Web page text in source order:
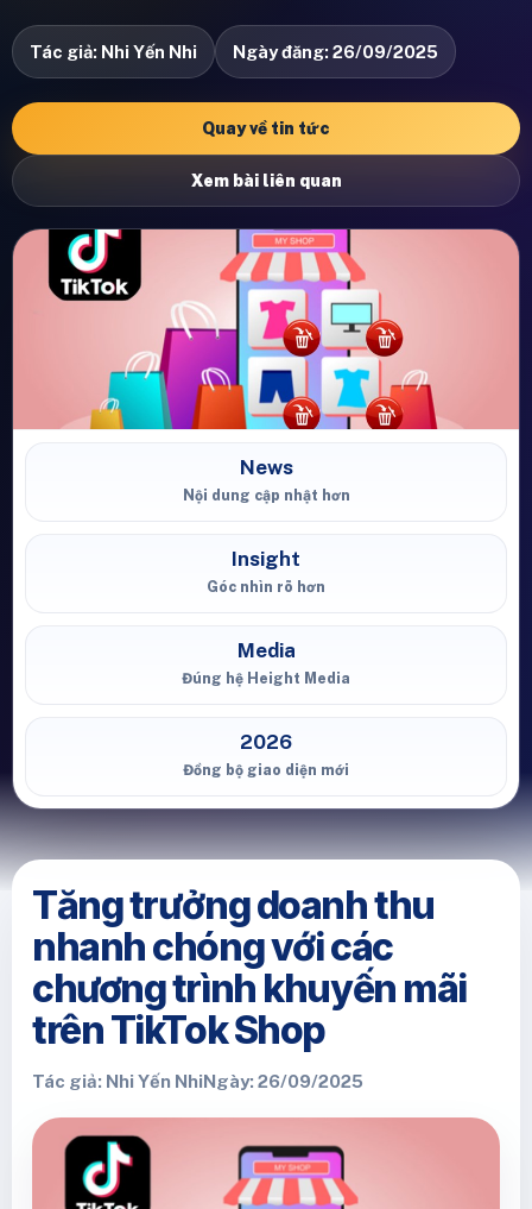
Tác giả: Nhi Yến Nhi Ngày đăng: 26/09/2025
Quay về tin tức
Xem bài liên quan
News
Nội dung cập nhật hơn
Insight
Góc nhìn rõ hơn
Media
Đúng hệ Height Media
2026
Đồng bộ giao diện mới
Tăng trưởng doanh thu
nhanh chóng với các
chương trình khuyến mãi
trên TikTok Shop
Tác giả: Nhi Yến NhiNgày: 26/09/2025